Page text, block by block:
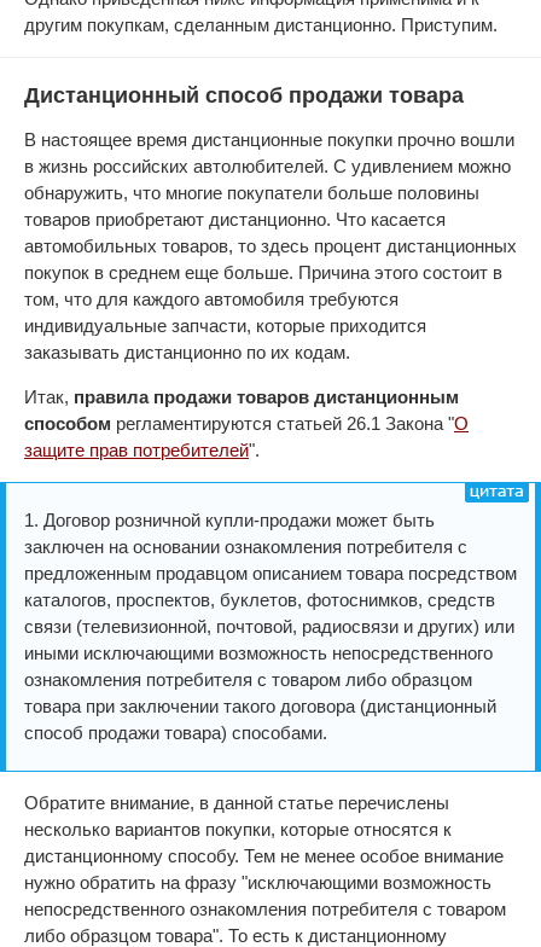
другим покупкам, сделанным дистанционно. Приступим.
Дистанционный способ продажи товара
В настоящее время дистанционные покупки прочно вошли
в жизнь российских автолюбителей. С удивлением можно
обнаружить, что многие покупатели больше половины
товаров приобретают дистанционно. Что касается
автомобильных товаров, то здесь процент дистанционных
покупок в среднем еще больше. Причина этого состоит в
том, что для каждого автомобиля требуются
индивидуальные запчасти, которые приходится
заказывать дистанционно по их кодам.
Итак, правила продажи товаров дистанционным
способом регламентируются статьей 26.1 Закона "О
защите прав потребителей".
1. Договор розничной купли-продажи может быть
заключен на основании ознакомления потребителя с
предложенным продавцом описанием товара посредством
каталогов, проспектов, буклетов, фотоснимков, средств
связи (телевизионной, почтовой, радиосвязи и других) или
иными исключающими возможность непосредственного
ознакомления потребителя с товаром либо образцом
товара при заключении такого договора (дистанционный
способ продажи товара) способами.
Обратите внимание, в данной статье перечислены
несколько вариантов покупки, которые относятся к
дистанционному способу. Тем не менее особое внимание
нужно обратить на фразу "исключающими возможность
непосредственного ознакомления потребителя с товаром
либо образцом товара". То есть к дистанционному